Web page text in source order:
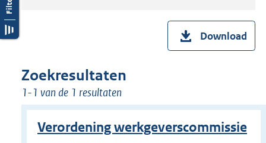
Download
Zoekresultaten
1-1 van de 1 resultaten
Verordening werkgeverscommissie